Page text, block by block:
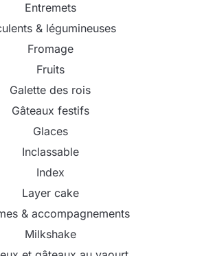
Entremets
& légumineuses
Fromage
Fruits
Galette des rois
Gâteaux festifs
Glaces
Inclassable
Index
Layer cake
& accompagnements
Milkshake